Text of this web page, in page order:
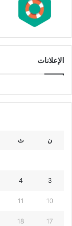
الإعلانات
ن ث
3
4
10
11
17
18